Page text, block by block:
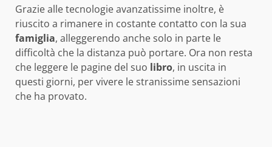
Grazie alle tecnologie avanzatissime inoltre, è
riuscito a rimanere in costante contatto con la sua
famiglia, alleggerendo anche solo in parte le
difficoltà che la distanza può portare. Ora non resta
che leggere le pagine del suo libro, in uscita in
questi giorni, per vivere le stranissime sensazioni
che ha provato.